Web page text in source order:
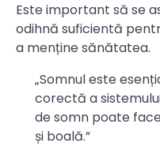
Este important să se
odihnă suficientă
a menține sănătatea.
„Somnul este
corectă a
de somn poate
și boală.”